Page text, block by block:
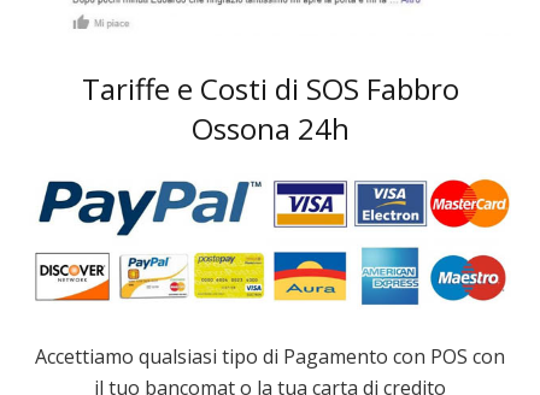
Tariffe e Costi di SOS Fabbro
Ossona 24h
Accettiamo qualsiasi tipo di Pagamento con POS con
il tuo bancomat o la tua carta di credito